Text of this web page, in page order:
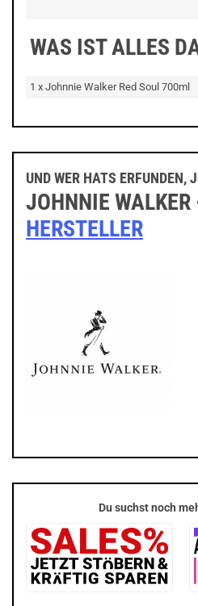
WAS IST ALLES
1 x Johnnie Walker Red Soul 700ml
UND WER HATS ERFUNDEN,
JOHNNIE WALKER
HERSTELLER
Du suchst noch